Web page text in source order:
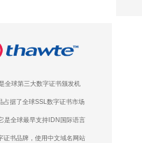
全球第三大数字证书颁发机
占据了全球SSL数字证书市场
是全球最早支持IDN国际语言
证书品牌，使用中文域名网站